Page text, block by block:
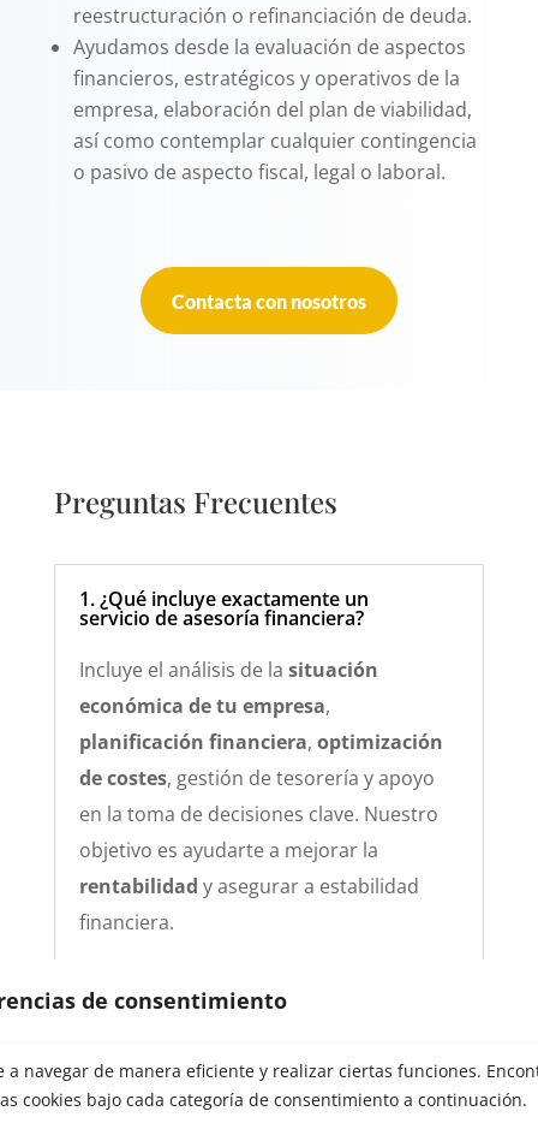
de consentimiento
a navegar de manera eficiente y realizar ciertas funciones.
cookies bajo cada categoría de consentimiento a continuación.
reestructuración o refinanciación de deuda.
Ayudamos desde la evaluación de aspectos
financieros, estratégicos y operativos de la
empresa, elaboración del plan de viabilidad,
así como contemplar cualquier contingencia
o pasivo de aspecto fiscal, legal o laboral.
Contacta con nosotros
Preguntas Frecuentes
1. ¿Qué incluye exactamente un
servicio de asesoría financiera?
Incluye el análisis de la situación
económica de tu empresa,
planificación financiera, optimización
de costes, gestión de tesorería y apoyo
en la toma de decisiones clave. Nuestro
objetivo es ayudarte a mejorar la
rentabilidad y asegurar a estabilidad
financiera.
2. ¿Cómo puede ayudarme a